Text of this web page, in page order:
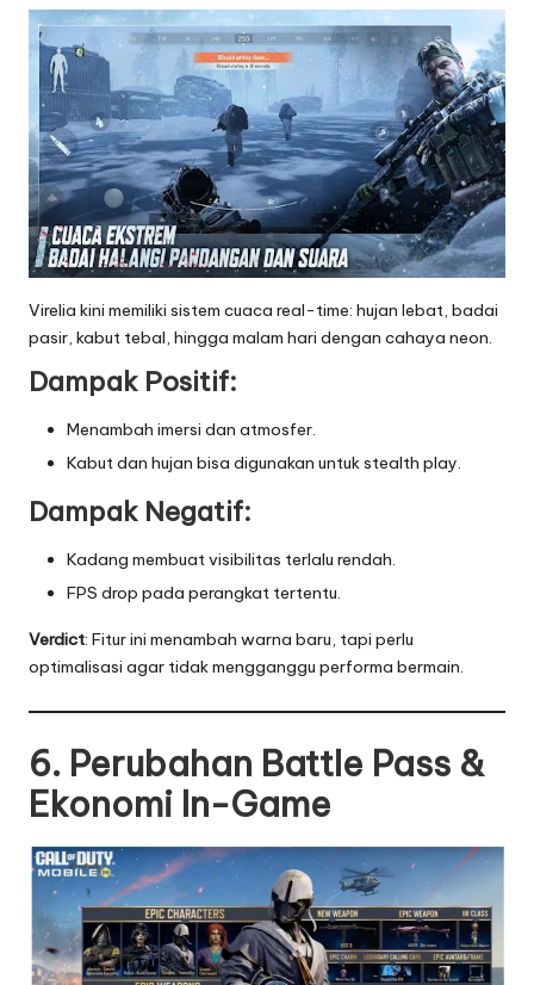
Virelia kini memiliki sistem cuaca real-time: hujan lebat, badai
pasir, kabut tebal, hingga malam hari dengan cahaya neon.
Dampak Positif:
Menambah imersi dan atmosfer.
Kabut dan hujan bisa digunakan untuk stealth play.
Dampak Negatif:
Kadang membuat visibilitas terlalu rendah.
FPS drop pada perangkat tertentu.
Verdict: Fitur ini menambah warna baru, tapi perlu
optimalisasi agar tidak mengganggu performa bermain.
6. Perubahan Battle Pass &
Ekonomi In-Game